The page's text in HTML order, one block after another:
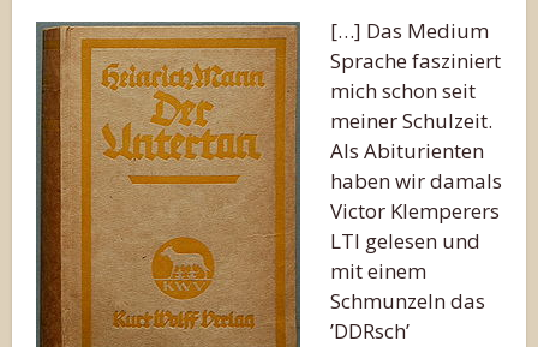
[…] Das Medium
Sprache fasziniert
mich schon seit
meiner Schulzeit.
Als Abiturienten
haben wir damals
Victor Klemperers
LTI gelesen und
mit einem
Schmunzeln das
’DDRsch’